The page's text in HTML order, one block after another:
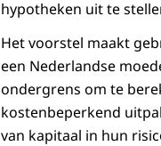
hypotheken uit te
Het voorstel maakt
een Nederlandse
ondergrens om te
kostenbeperkend
van kapitaal in hun